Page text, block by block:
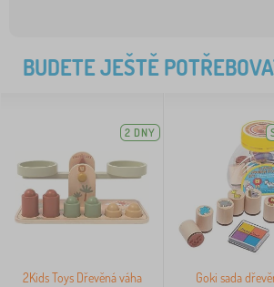
BUDETE JEŠTĚ
2 DNY
2Kids Toys Dřevěná váha
Goki sada